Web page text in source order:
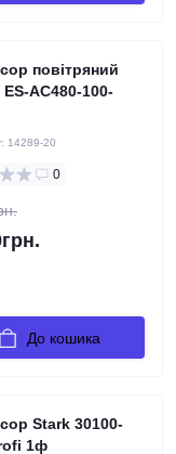
повітряний
AC480-100-
14289-20
0
До кошика
Stark 30100-
1ф